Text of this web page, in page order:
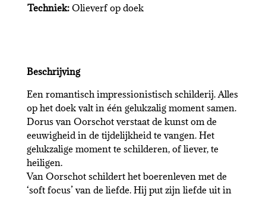
Techniek: Olieverf op doek
Beschrijving
Een romantisch impressionistisch schilderij. Alles
op het doek valt in één gelukzalig moment samen.
Dorus van Oorschot verstaat de kunst om de
eeuwigheid in de tijdelijkheid te vangen. Het
gelukzalige moment te schilderen, of liever, te
heiligen.
Van Oorschot schildert het boerenleven met de
‘soft focus’ van de liefde. Hij put zijn liefde uit in